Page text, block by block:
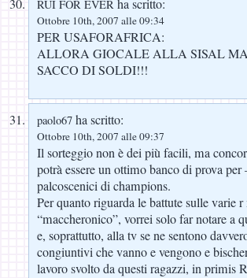
RUI FOR EVER ha scritto:
Ottobre 10th, 2007 alle 09:34
PER USAFORAFRICA:
ALLORA GIOCALE ALLA SISAL
SACCO DI SOLDI!!!
paolo67 ha scritto:
Ottobre 10th, 2007 alle 09:37
Il sorteggio non è dei più facili, ma
potrà essere un ottimo banco di prova
palcoscenici di champions.
Per quanto riguarda le battute sulle varie r
“maccheronico”, vorrei solo far notare a
e, soprattutto, alla tv se ne sentono
congiuntivi che vanno e vengono e
lavoro svolto da questi ragazzi, in primis